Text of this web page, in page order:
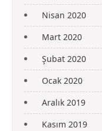
Nisan 2020
Mart 2020
Şubat 2020
Ocak 2020
Aralık 2019
Kasım 2019